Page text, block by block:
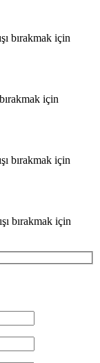
bırakmak için
için
bırakmak için
bırakmak için